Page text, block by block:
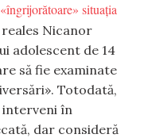
situația
Nicanor
adolescent de 14
să fie examinate
Totodată,
interveni în
dar consideră